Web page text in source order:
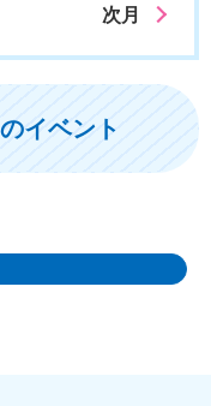
次月
イベント